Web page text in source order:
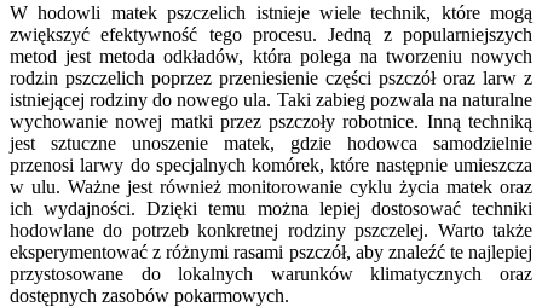
W hodowli matek pszczelich istnieje wiele technik, które mogą
zwiększyć efektywność tego procesu. Jedną z popularniejszych
metod jest metoda odkładów, która polega na tworzeniu nowych
rodzin pszczelich poprzez przeniesienie części pszczół oraz larw z
istniejącej rodziny do nowego ula. Taki zabieg pozwala na naturalne
wychowanie nowej matki przez pszczoły robotnice. Inną techniką
jest sztuczne unoszenie matek, gdzie hodowca samodzielnie
przenosi larwy do specjalnych komórek, które następnie umieszcza
w ulu. Ważne jest również monitorowanie cyklu życia matek oraz
ich wydajności. Dzięki temu można lepiej dostosować techniki
hodowlane do potrzeb konkretnej rodziny pszczelej. Warto także
eksperymentować z różnymi rasami pszczół, aby znaleźć te najlepiej
przystosowane do lokalnych warunków klimatycznych oraz
dostępnych zasobów pokarmowych.